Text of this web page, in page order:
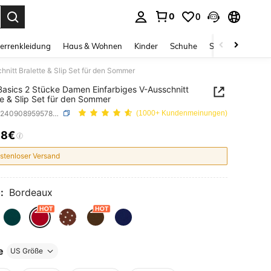
0 0
Haus & Wohnen Kinder Schuhe Schmuck &
Bralette & Slip Set für den Sommer
2 Stücke Damen Einfarbiges V-Ausschnitt
& Slip Set für den Sommer
SKU: sz2409089595780407 (1000+ Kundenmeinungen)
AND AVAILABILITY
Versand
Bordeaux
US Größe